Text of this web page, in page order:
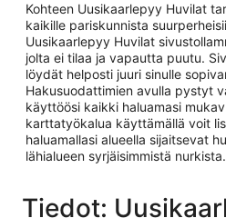
Kohteen Uusikaarlepyy Huvilat
kaikille pariskunnista
Uusikaarlepyy Huvilat
jolta ei tilaa ja vapautta puutu.
löydät helposti juuri sinulle
Hakusuodattimien avulla pystyt
käyttöösi kaikki haluamasi
karttatyökalua käyttämällä voit
haluamallasi alueella sijaitsevat
lähialueen syrjäisimmistä nurkista.
Tiedot: